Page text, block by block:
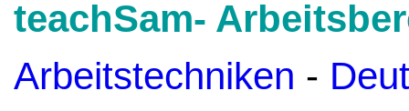
teachSam-
Arbeitstechniken -